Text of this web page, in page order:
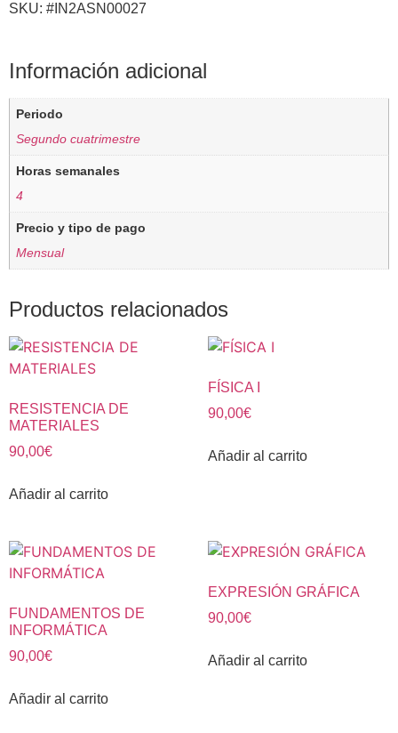
SKU: #IN2ASN00027
Información adicional
Periodo
Segundo cuatrimestre
Horas semanales
4
Precio y tipo de pago
Mensual
Productos relacionados
RESISTENCIA DE
MATERIALES
90,00€
Añadir al carrito
FÍSICA I
90,00€
Añadir al carrito
FUNDAMENTOS DE
INFORMÁTICA
90,00€
Añadir al carrito
EXPRESIÓN GRÁFICA
90,00€
Añadir al carrito